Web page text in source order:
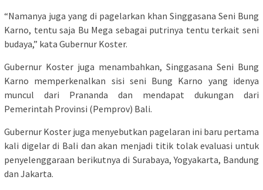
“Namanya juga yang di pagelarkan khan Singgasana Seni Bung
Karno, tentu saja Bu Mega sebagai putrinya tentu terkait seni
budaya,” kata Gubernur Koster.
Gubernur Koster juga menambahkan, Singgasana Seni Bung
Karno memperkenalkan sisi seni Bung Karno yang idenya
muncul dari Prananda dan mendapat dukungan dari
Pemerintah Provinsi (Pemprov) Bali.
Gubernur Koster juga menyebutkan pagelaran ini baru pertama
kali digelar di Bali dan akan menjadi titik tolak evaluasi untuk
penyelenggaraan berikutnya di Surabaya, Yogyakarta, Bandung
dan Jakarta.